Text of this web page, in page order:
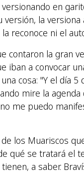
en
la
reconoce ni el
contaron la gran
iban a convocar
cosa: "Y el día
mire la
me puedo
los Muariscos
qué se tratará el
a saber.